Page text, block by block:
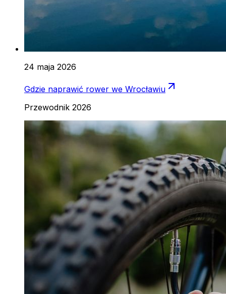
24 maja 2026
Gdzie naprawić rower we Wrocławiu
Przewodnik 2026